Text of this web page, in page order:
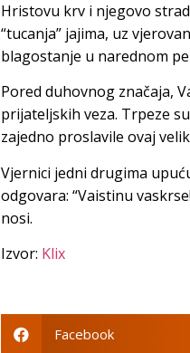
Hristovu krv i njegovo
“tucanja” jajima, uz
blagostanje u narednom
Pored duhovnog značaja,
prijateljskih veza. Trpeze
zajedno proslavile ovaj
Vjernici jedni drugima
odgovara: “Vaistinu
nosi.
Izvor: Klix
Facebook